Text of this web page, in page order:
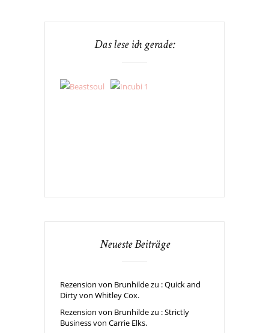
Das lese ich gerade:
Neueste Beiträge
Rezension von Brunhilde zu : Quick and
Dirty von Whitley Cox.
Rezension von Brunhilde zu : Strictly
Business von Carrie Elks.